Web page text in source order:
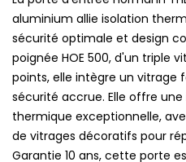
aluminium allie isolation
sécurité optimale et design
poignée HOE 500, d'un triple
points, elle intègre un vitrage
sécurité accrue. Elle offre
thermique exceptionnelle,
de vitrages décoratifs pour
Garantie 10 ans, cette porte